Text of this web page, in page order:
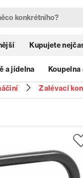
Kupujete
a jídelna Koupelna
Zalévací